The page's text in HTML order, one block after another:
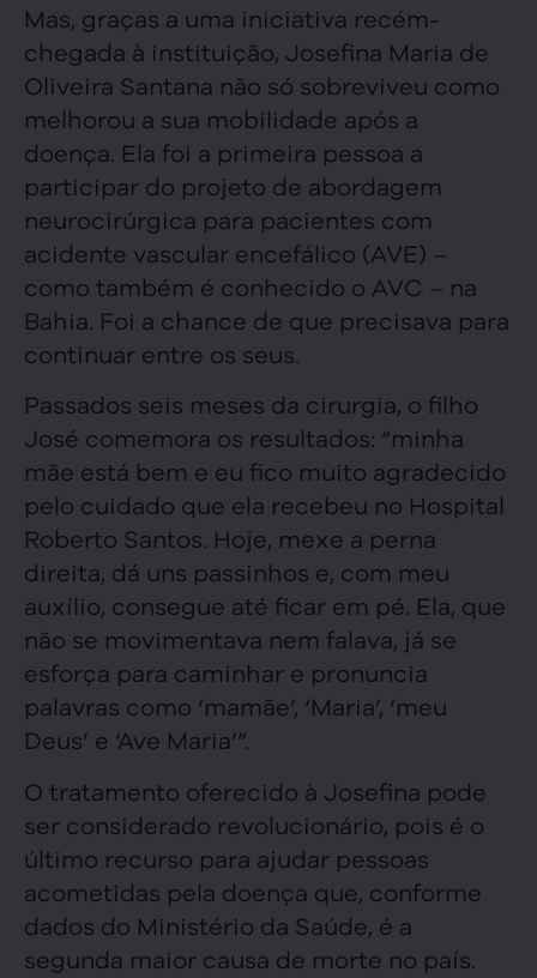
Mas, graças a uma iniciativa recém-
chegada à instituição, Josefina Maria de
Oliveira Santana não só sobreviveu como
melhorou a sua mobilidade após a
doença. Ela foi a primeira pessoa a
participar do projeto de abordagem
neurocirúrgica para pacientes com
acidente vascular encefálico (AVE) –
como também é conhecido o AVC – na
Bahia. Foi a chance de que precisava para
continuar entre os seus.
Passados seis meses da cirurgia, o filho
José comemora os resultados: “minha
mãe está bem e eu fico muito agradecido
pelo cuidado que ela recebeu no Hospital
Roberto Santos. Hoje, mexe a perna
direita, dá uns passinhos e, com meu
auxílio, consegue até ficar em pé. Ela, que
não se movimentava nem falava, já se
esforça para caminhar e pronuncia
palavras como ‘mamãe’, ‘Maria’, ‘meu
Deus’ e ‘Ave Maria’”.
O tratamento oferecido à Josefina pode
ser considerado revolucionário, pois é o
último recurso para ajudar pessoas
acometidas pela doença que, conforme
dados do Ministério da Saúde, é a
segunda maior causa de morte no país.